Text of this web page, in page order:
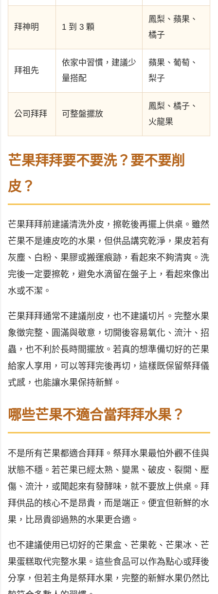
拜神明 1 到 3 顆
鳳梨、蘋果、
橘子
拜祖先
依家中習慣，建議少
量搭配
蘋果、葡萄、
梨子
公司拜拜 可整盤擺放
鳳梨、橘子、
火龍果
芒果拜拜要不要洗？要不要削
皮？
芒果拜拜前建議清洗外皮，擦乾後再擺上供桌。雖然
芒果不是連皮吃的水果，但供品講究乾淨，果皮若有
灰塵、白粉、果膠或搬運痕跡，看起來不夠清爽。洗
完後一定要擦乾，避免水滴留在盤子上，看起來像出
水或不潔。
芒果拜拜通常不建議削皮，也不建議切片。完整水果
象徵完整、圓滿與敬意，切開後容易氧化、流汁、招
蟲，也不利於長時間擺放。若真的想準備切好的芒果
給家人享用，可以等拜完後再切，這樣既保留祭拜儀
式感，也能讓水果保持新鮮。
哪些芒果不適合當拜拜水果？
不是所有芒果都適合拜拜。祭拜水果最怕外觀不佳與
狀態不穩。若芒果已經太熟、變黑、破皮、裂開、壓
傷、流汁，或聞起來有發酵味，就不要放上供桌。拜
拜供品的核心不是昂貴，而是端正。便宜但新鮮的水
果，比昂貴卻過熟的水果更合適。
也不建議使用已切好的芒果盒、芒果乾、芒果冰、芒
果蛋糕取代完整水果。這些食品可以作為點心或拜後
分享，但若主角是祭拜水果，完整的新鮮水果仍然比